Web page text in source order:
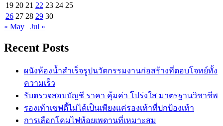
19 20 21 22 23 24 25
26 27 28 29 30
« May
Jul »
Recent Posts
ผนังห้องน้ำสำเร็จรูปนวัตกรรมงานก่อสร้างที่ตอบโจทย์ทั้ง
ความเร็ว
รับตรวจสอบบัญชี ราคา คุ้มค่า โปร่งใส มาตรฐานวิชาชีพ
รองเท้าเซฟตี้ไม่ได้เป็นเพียงแค่รองเท้าที่ปกป้องเท้า
การเลือกโคมไฟห้อยเพดานที่เหมาะสม